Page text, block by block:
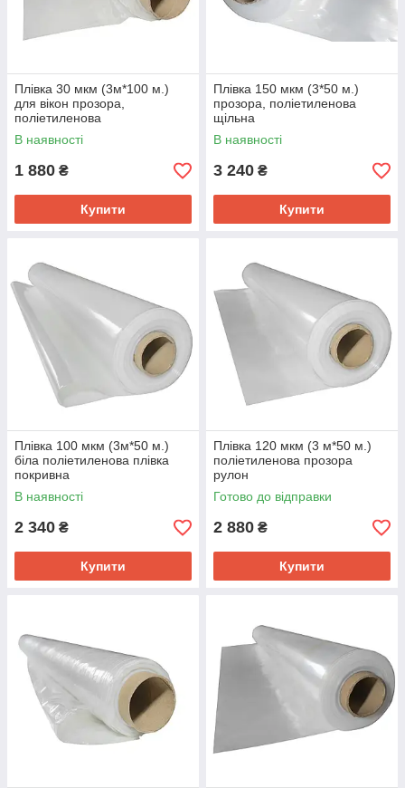
Плівка 30 мкм (3м*100 м.)
для вікон прозора,
поліетиленова
В наявності
1 880 ₴
Купити
Плівка 150 мкм (3*50 м.)
прозора, поліетиленова
щільна
В наявності
3 240 ₴
Купити
Плівка 100 мкм (3м*50 м.)
біла поліетиленова плівка
покривна
В наявності
2 340 ₴
Купити
Плівка 120 мкм (3 м*50 м.)
поліетиленова прозора
рулон
Готово до відправки
2 880 ₴
Купити